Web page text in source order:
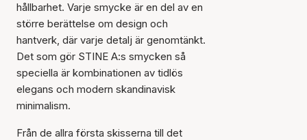
hållbarhet. Varje smycke är en del av en
större berättelse om design och
hantverk, där varje detalj är genomtänkt.
Det som gör STINE A:s smycken så
speciella är kombinationen av tidlös
elegans och modern skandinavisk
minimalism.
Från de allra första skisserna till det